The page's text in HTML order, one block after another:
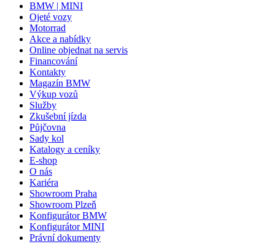
BMW | MINI
Ojeté vozy
Motorrad
Akce a nabídky
Online objednat na servis
Financování
Kontakty
Magazín BMW
Výkup vozů
Služby
Zkušební jízda
Půjčovna
Sady kol
Katalogy a ceníky
E-shop
O nás
Kariéra
Showroom Praha
Showroom Plzeň
Konfigurátor BMW
Konfigurátor MINI
Právní dokumenty